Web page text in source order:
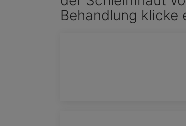
Behandlung klicke